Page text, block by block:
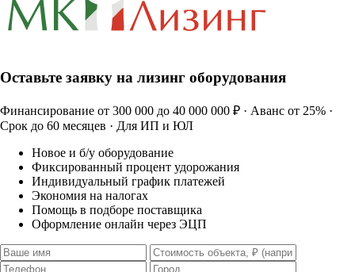
Оставьте заявку на лизинг оборудования
Финансирование от 300 000 до 40 000 000 ₽ · Аванс от 25% ·
Срок до 60 месяцев · Для ИП и ЮЛ
Новое и б/у оборудование
Фиксированный процент удорожания
Индивидуальный график платежей
Экономия на налогах
Помощь в подборе поставщика
Оформление онлайн через ЭЦП